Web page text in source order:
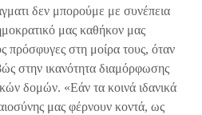
δεν μπορούμε με συνέπεια
μας καθήκον μας
πρόσφυγες στη μοίρα τους, όταν
στην ικανότητα διαμόρφωσης
δομών. «Εάν τα κοινά ιδανικά
μας φέρνουν κοντά, ως